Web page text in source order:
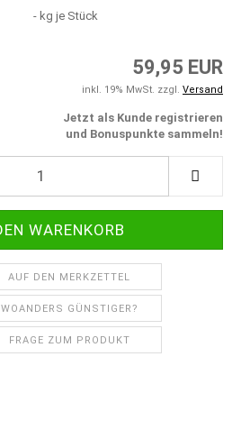
-kg je Stück
59,95 EUR
inkl. 19% MwSt. zzgl. Versand
Jetzt als Kunde registrieren
und Bonuspunkte sammeln!
AUF DEN MERKZETTEL
WOANDERS GÜNSTIGER?
FRAGE ZUM PRODUKT